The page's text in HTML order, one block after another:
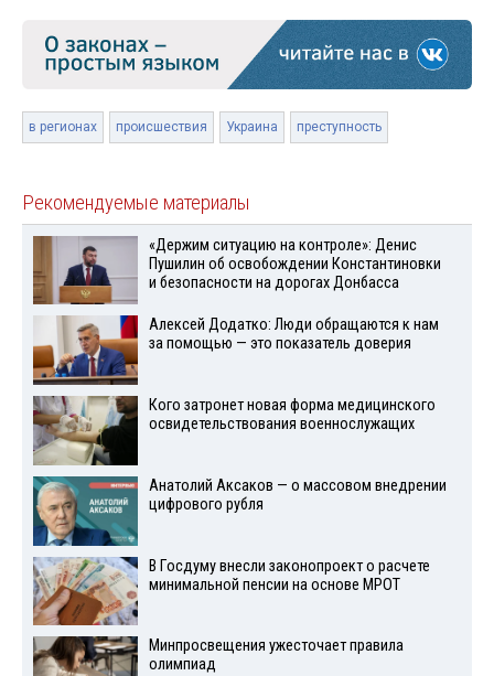
в регионах происшествия Украина преступность
Рекомендуемые материалы
«Держим ситуацию на контроле»: Денис
Пушилин об освобождении Константиновки
и безопасности на дорогах Донбасса
Алексей Додатко: Люди обращаются к нам
за помощью — это показатель доверия
Кого затронет новая форма медицинского
освидетельствования военнослужащих
Анатолий Аксаков — о массовом внедрении
цифрового рубля
В Госдуму внесли законопроект о расчете
минимальной пенсии на основе МРОТ
Минпросвещения ужесточает правила
олимпиад